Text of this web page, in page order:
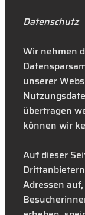
Datenschutz
Wir nehmen
unserer
übertragen
können wir
Auf dieser
Adressen